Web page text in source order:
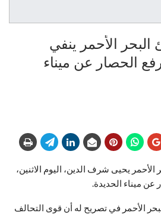
الأحمر ينفي
الحصار عن ميناء
يحيى شرف الدين، اليوم الاثنين،
عن ميناء الحديدة.
الأحمر في تصريح له أن قوى التحالف